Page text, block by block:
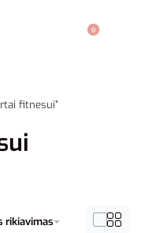
0
fitnesui”
rikiavimas